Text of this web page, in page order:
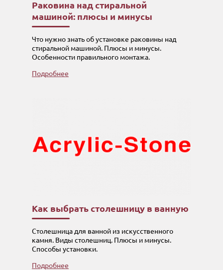
Раковина над стиральной
машиной: плюсы и минусы
Что нужно знать об установке раковины над
стиральной машиной. Плюсы и минусы.
Особенности правильного монтажа.
Подробнее
Как выбрать столешницу в ванную
Столешница для ванной из искусственного
камня. Виды столешниц. Плюсы и минусы.
Способы установки.
Подробнее